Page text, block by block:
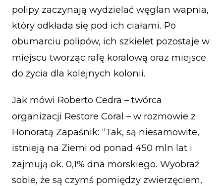
polipy zaczynają wydzielać węglan wapnia,
który odkłada się pod ich ciałami. Po
obumarciu polipów, ich szkielet pozostaje w
miejscu tworząc rafę koralową oraz miejsce
do życia dla kolejnych kolonii.
Jak mówi Roberto Cedra – twórca
organizacji Restore Coral – w rozmowie z
Honoratą Zapaśnik: “Tak, są niesamowite,
istnieją na Ziemi od ponad 450 mln lat i
zajmują ok. 0,1% dna morskiego. Wyobraź
sobie, że są czymś pomiędzy zwierzęciem,